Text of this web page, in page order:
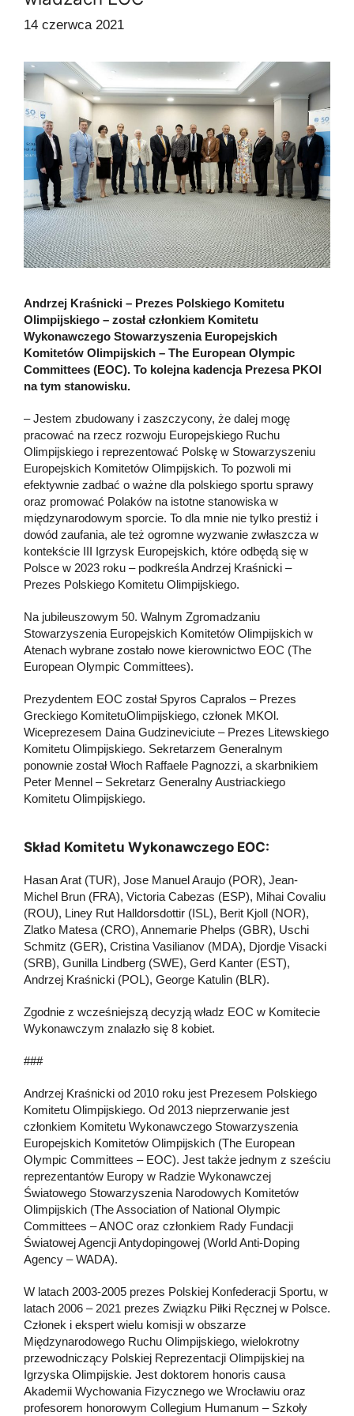
14 czerwca 2021
Andrzej Kraśnicki – Prezes Polskiego Komitetu
Olimpijskiego – został członkiem Komitetu
Wykonawczego Stowarzyszenia Europejskich
Komitetów Olimpijskich – The European Olympic
Committees (EOC). To kolejna kadencja Prezesa PKOl
na tym stanowisku.
– Jestem zbudowany i zaszczycony, że dalej mogę
pracować na rzecz rozwoju Europejskiego Ruchu
Olimpijskiego i reprezentować Polskę w Stowarzyszeniu
Europejskich Komitetów Olimpijskich. To pozwoli mi
efektywnie zadbać o ważne dla polskiego sportu sprawy
oraz promować Polaków na istotne stanowiska w
międzynarodowym sporcie. To dla mnie nie tylko prestiż i
dowód zaufania, ale też ogromne wyzwanie zwłaszcza w
kontekście III Igrzysk Europejskich, które odbędą się w
Polsce w 2023 roku – podkreśla Andrzej Kraśnicki –
Prezes Polskiego Komitetu Olimpijskiego.
Na jubileuszowym 50. Walnym Zgromadzaniu
Stowarzyszenia Europejskich Komitetów Olimpijskich w
Atenach wybrane zostało nowe kierownictwo EOC (The
European Olympic Committees).
Prezydentem EOC został Spyros Capralos – Prezes
Greckiego KomitetuOlimpijskiego, członek MKOl.
Wiceprezesem Daina Gudzineviciute – Prezes Litewskiego
Komitetu Olimpijskiego. Sekretarzem Generalnym
ponownie został Włoch Raffaele Pagnozzi, a skarbnikiem
Peter Mennel – Sekretarz Generalny Austriackiego
Komitetu Olimpijskiego.
Skład Komitetu Wykonawczego EOC:
Hasan Arat (TUR), Jose Manuel Araujo (POR), Jean-
Michel Brun (FRA), Victoria Cabezas (ESP), Mihai Covaliu
(ROU), Liney Rut Halldorsdottir (ISL), Berit Kjoll (NOR),
Zlatko Matesa (CRO), Annemarie Phelps (GBR), Uschi
Schmitz (GER), Cristina Vasilianov (MDA), Djordje Visacki
(SRB), Gunilla Lindberg (SWE), Gerd Kanter (EST),
Andrzej Kraśnicki (POL), George Katulin (BLR).
Zgodnie z wcześniejszą decyzją władz EOC w Komitecie
Wykonawczym znalazło się 8 kobiet.
###
Andrzej Kraśnicki od 2010 roku jest Prezesem Polskiego
Komitetu Olimpijskiego. Od 2013 nieprzerwanie jest
członkiem Komitetu Wykonawczego Stowarzyszenia
Europejskich Komitetów Olimpijskich (The European
Olympic Committees – EOC). Jest także jednym z sześciu
reprezentantów Europy w Radzie Wykonawczej
Światowego Stowarzyszenia Narodowych Komitetów
Olimpijskich (The Association of National Olympic
Committees – ANOC oraz członkiem Rady Fundacji
Światowej Agencji Antydopingowej (World Anti-Doping
Agency – WADA).
W latach 2003-2005 prezes Polskiej Konfederacji Sportu, w
latach 2006 – 2021 prezes Związku Piłki Ręcznej w Polsce.
Członek i ekspert wielu komisji w obszarze
Międzynarodowego Ruchu Olimpijskiego, wielokrotny
przewodniczący Polskiej Reprezentacji Olimpijskiej na
Igrzyska Olimpijskie. Jest doktorem honoris causa
Akademii Wychowania Fizycznego we Wrocławiu oraz
profesorem honorowym Collegium Humanum – Szkoły